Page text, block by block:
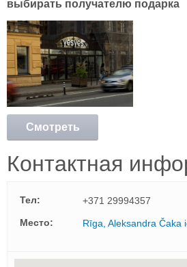
выбирать получателю подарка
Смотреть
Контактная
Тел:
+371 29994357
Mесто:
Rīga, Aleksandra Čaka